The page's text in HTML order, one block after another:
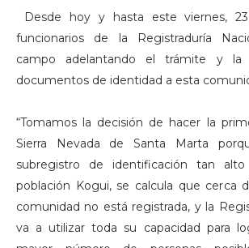
Desde hoy y hasta este viernes,
funcionarios de la Registraduría
campo adelantando el trámite y
documentos de identidad a esta
“Tomamos la decisión de hacer la
Sierra Nevada de Santa Marta
subregistro de identificación tan
población Kogui, se calcula que cerca
comunidad no está registrada, y la
va a utilizar toda su capacidad para